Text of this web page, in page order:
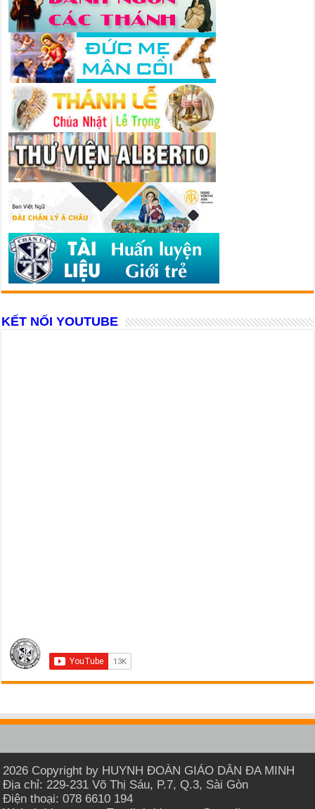
KẾT NỐI YOUTUBE
2026 Copyright by HUYNH ĐOÀN GIÁO DÂN ĐA MINH
Địa chỉ: 229-231 Võ Thị Sáu, P.7, Q.3, Sài Gòn
Điện thoại: 078 6610 194